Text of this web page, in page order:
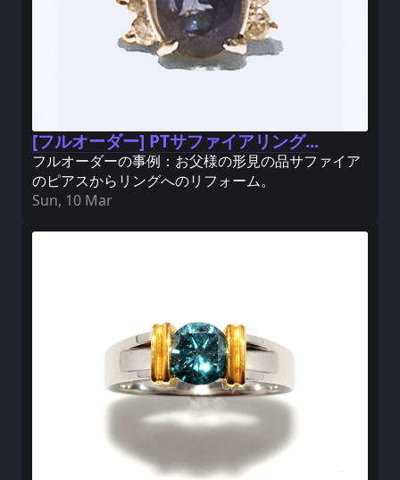
[フルオーダー] PTサファイアリング...
フルオーダーの事例：お父様の形見の品サファイア
のピアスからリングへのリフォーム。
Sun, 10 Mar